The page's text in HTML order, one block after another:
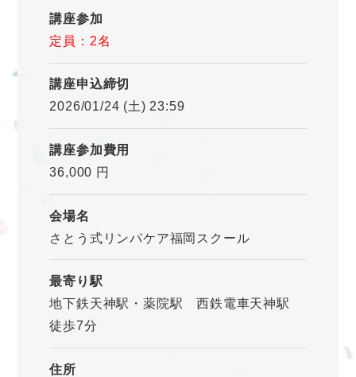
講座参加
定員：2名
講座申込締切
2026/01/24 (土) 23:59
講座参加費用
36,000 円
会場名
さとう式リンパケア福岡スクール
最寄り駅
地下鉄天神駅・薬院駅 西鉄電車天神駅
徒歩7分
住所